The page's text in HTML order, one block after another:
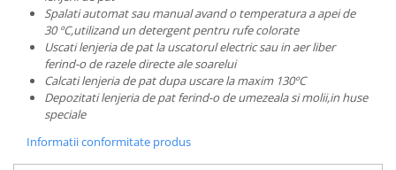
Spalati automat sau manual avand o temperatura a apei de
30 ºC,utilizand un detergent pentru rufe colorate
Uscati lenjeria de pat la uscatorul electric sau in aer liber
ferind-o de razele directe ale soarelui
Calcati lenjeria de pat dupa uscare la maxim 130ºC
Depozitati lenjeria de pat ferind-o de umezeala si molii,in huse
speciale
Informatii conformitate produs